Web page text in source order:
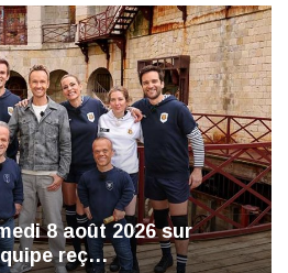
8 août 2026 sur
reç…